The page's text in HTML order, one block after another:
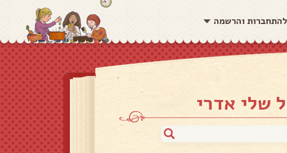
להתחברות והרשמה
שלי אדרי